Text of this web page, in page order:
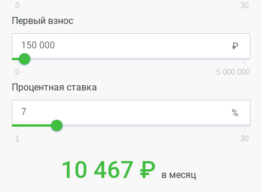
0 30
Первый взнос
0 5 000 000
Процентная ставка
1 30
10 467 ₽ в месяц